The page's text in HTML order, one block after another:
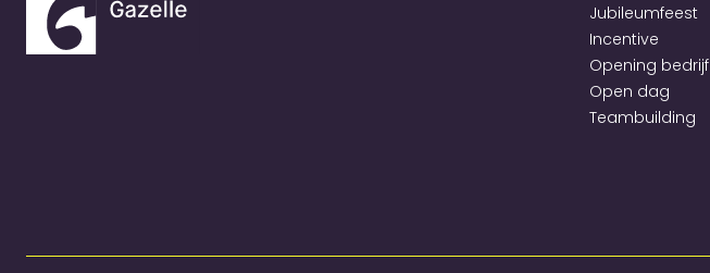
Jubileum­feest
Incentive
Opening bedrijf
Open dag
Teambuilding